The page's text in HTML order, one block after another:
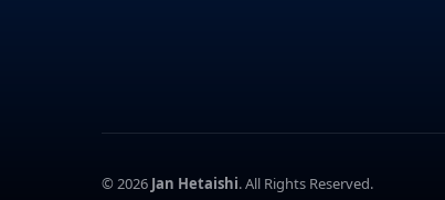
© 2026 Jan Hetaishi. All Rights Reserved.